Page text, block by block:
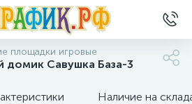
площадки игровые
домик Савушка База-3
Наличие на